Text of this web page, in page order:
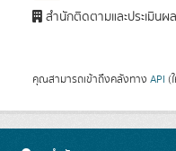
สำนักติดตามและประเมิน
คุณสามารถเข้าถึงคลังทาง API (